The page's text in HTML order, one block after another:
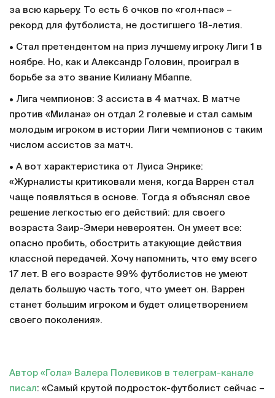
за всю карьеру. То есть 6 очков по «гол+пас» –
рекорд для футболиста, не достигшего 18-летия.
• Стал претендентом на приз лучшему игроку Лиги 1 в
ноябре. Но, как и Александр Головин, проиграл в
борьбе за это звание Килиану Мбаппе.
• Лига чемпионов: 3 ассиста в 4 матчах. В матче
против «Милана» он отдал 2 голевые и стал самым
молодым игроком в истории Лиги чемпионов с таким
числом ассистов за матч.
• А вот характеристика от Луиса Энрике:
«Журналисты критиковали меня, когда Варрен стал
чаще появляться в основе. Тогда я объяснял свое
решение легкостью его действий: для своего
возраста Заир-Эмери невероятен. Он умеет все:
опасно пробить, обострить атакующие действия
классной передачей. Хочу напомнить, что ему всего
17 лет. В его возрасте 99% футболистов не умеют
делать большую часть того, что умеет он. Варрен
станет большим игроком и будет олицетворением
своего поколения».
Автор «Гола» Валера Полевиков в телеграм-канале
писал: «Самый крутой подросток-футболист сейчас –